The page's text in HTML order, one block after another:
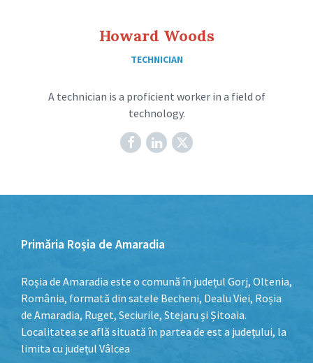
Howard Woods
TECHNICIAN
A technician is a proficient worker in a field of
technology.
Facebook
LinkedIn
X
Primăria Roșia de Amaradia
Roșia de Amaradia este o comună în județul Gorj, Oltenia,
România, formată din satele Becheni, Dealu Viei, Roșia
de Amaradia, Ruget, Seciurile, Stejaru și Șitoaia.
Localitatea se află situată în partea de est a județului, la
limita cu județul Vâlcea